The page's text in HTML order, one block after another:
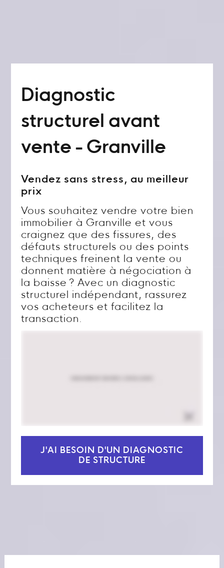
Diagnostic
structurel avant
vente - Granville
Vendez sans stress, au meilleur
prix
Vous souhaitez vendre votre bien
immobilier à Granville et vous
craignez que des fissures, des
défauts structurels ou des points
techniques freinent la vente ou
donnent matière à négociation à
la baisse ? Avec un diagnostic
structurel indépendant, rassurez
vos acheteurs et facilitez la
transaction.
J'AI BESOIN D'UN DIAGNOSTIC
DE STRUCTURE